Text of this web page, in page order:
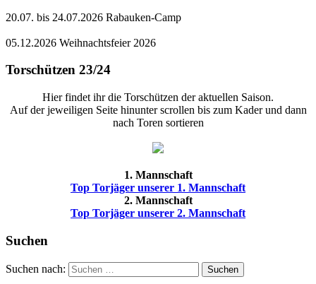
20.07. bis 24.07.2026 Rabauken-Camp
05.12.2026 Weihnachtsfeier 2026
Torschützen 23/24
Hier findet ihr die Torschützen der aktuellen Saison.
Auf der jeweiligen Seite hinunter scrollen bis zum Kader und dann
nach Toren sortieren
1. Mannschaft
Top Torjäger unserer 1. Mannschaft
2. Mannschaft
Top Torjäger unserer 2. Mannschaft
Suchen
Suchen nach: Suchen